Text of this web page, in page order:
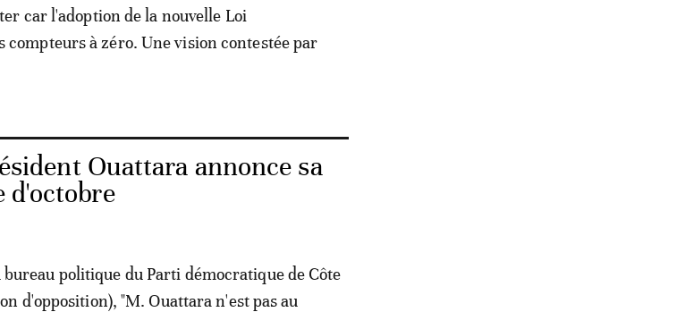
car l'adoption de la nouvelle Loi
compteurs à zéro. Une vision contestée par
Ouattara annonce sa
d'octobre
politique du Parti démocratique de Côte
d'opposition), "M. Ouattara n'est pas au